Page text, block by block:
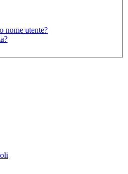
nome utente?